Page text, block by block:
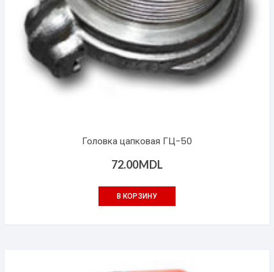
Головка цапковая ГЦ-50
72.00MDL
В КОРЗИНУ